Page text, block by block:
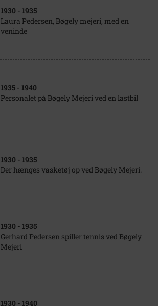
1930 - 1935
Laura Pedersen, Bøgely mejeri, med en
veninde
1935 - 1940
Personalet på Bøgely Mejeri ved en lastbil
1930 - 1935
Der hænges vasketøj op ved Bøgely Mejeri.
1930 - 1935
Gerhard Pedersen spiller tennis ved Bøgely
Mejeri
1930 - 1940